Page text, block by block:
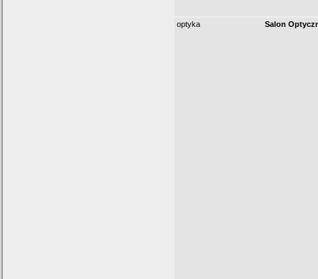
optyka Salon